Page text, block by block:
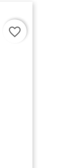
favorite_border